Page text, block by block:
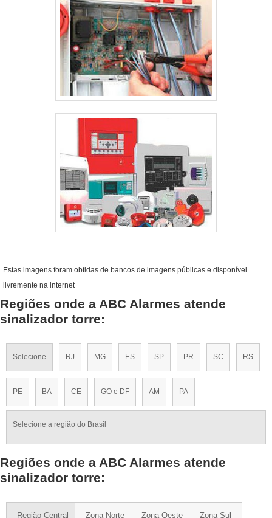
Estas imagens foram obtidas de bancos de imagens públicas e disponível
livremente na internet
Regiões onde a ABC Alarmes atende
sinalizador torre:
Selecione RJ MG ES SP PR SC RS
PE BA CE GO e DF AM PA
Selecione a região do Brasil
Regiões onde a ABC Alarmes atende
sinalizador torre:
Região Central Zona Norte Zona Oeste Zona Sul